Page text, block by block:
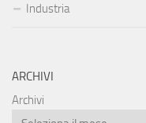
Industria
ARCHIVI
Archivi